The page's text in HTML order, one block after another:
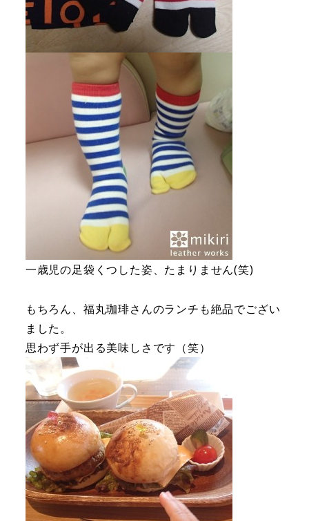
一歳児の足袋くつした姿、たまりません(笑)
もちろん、福丸珈琲さんのランチも絶品でござい
ました。
思わず手が出る美味しさです（笑）